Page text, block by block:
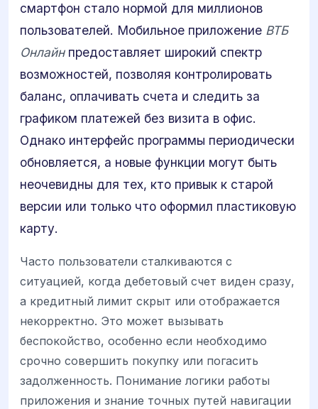
смартфон стало нормой для миллионов
пользователей. Мобильное приложение ВТБ
Онлайнпредоставляет широкий спектр
возможностей, позволяя контролировать
баланс, оплачивать счета и следить за
графиком платежей без визита в офис.
Однако интерфейс программы периодически
обновляется, а новые функции могут быть
неочевидны для тех, кто привык к старой
версии или только что оформил пластиковую
карту.
Часто пользователи сталкиваются с
ситуацией, когда дебетовый счет виден сразу,
а кредитный лимит скрыт или отображается
некорректно. Это может вызывать
беспокойство, особенно если необходимо
срочно совершить покупку или погасить
задолженность. Понимание логики работы
приложения и знание точных путей навигации